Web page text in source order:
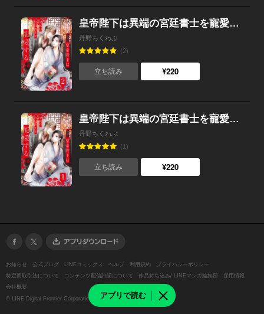
アプリで読む
皇帝陛下は異端の宮廷書士を寵愛する（分冊版） 【第2話】
丹野ちくわぶ
(2)
立ち読み ¥220
皇帝陛下は異端の宮廷書士を寵愛する（分冊版） 【第1話】
丹野ちくわぶ
(1)
立ち読み ¥220
お知らせ 公式ブログ LINEコミックス ヘルプ 利用規約
プライバシーポリシー
特定商取引法について
コンテンツ配信許諾について 作品持ち込み/ LINEマンガ編集部
採用情報
会社概要
© LINE Digital Frontier Corporation